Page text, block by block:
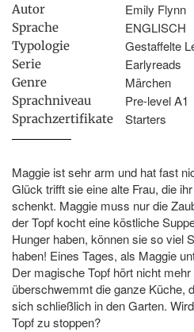
Autor Emily Flynn
Sprache ENGLISCH
Typologie Gestaffelte
Serie Earlyreads
Genre Märchen
Sprachniveau Pre-level A1
Sprachzertifikate Starters
Maggie ist sehr arm und hat fast
Glück trifft sie eine alte Frau, die
schenkt. Maggie muss nur die
der Topf kocht eine köstliche
Hunger haben, können sie so viel
haben! Eines Tages, als Maggie
Der magische Topf hört nicht
überschwemmt die ganze Küche,
sich schließlich in den Garten.
Topf zu stoppen?